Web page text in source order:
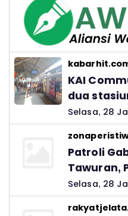
KAI
dua
Selasa, 28
Patroli
Tawuran,
Ingatkan
Selasa, 28